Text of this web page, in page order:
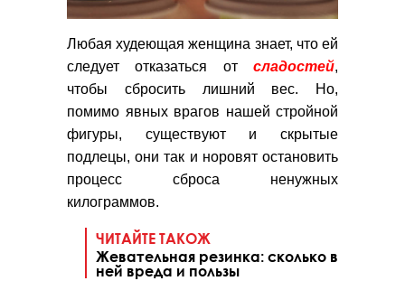
Любая худеющая женщина знает, что ей
следует отказаться от сладостей,
чтобы сбросить лишний вес. Но,
помимо явных врагов нашей стройной
фигуры, существуют и скрытые
подлецы, они так и норовят остановить
процесс сброса ненужных
килограммов.
ЧИТАЙТЕ ТАКОЖ
Жевательная резинка: сколько в
ней вреда и пользы